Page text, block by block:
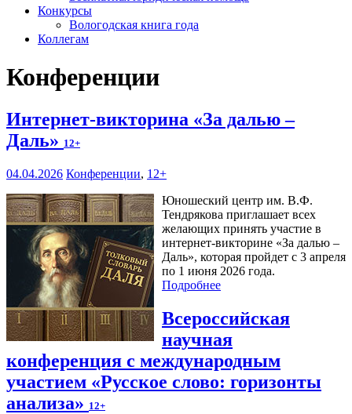
Конкурсы
Вологодская книга года
Коллегам
Конференции
Интернет-викторина «За далью –
Даль» 12+
04.04.2026 Конференции, 12+
Юношеский центр им. В.Ф.
Тендрякова приглашает всех
желающих принять участие в
интернет-викторине «За далью –
Даль», которая пройдет с 3 апреля
по 1 июня 2026 года.
Подробнее
Всероссийская
научная
конференция с международным
участием «Русское слово: горизонты
анализа» 12+